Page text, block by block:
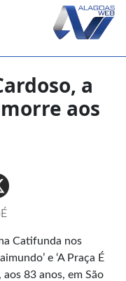
a
aos
Catifunda nos
e ‘A Praça É
aos 83 anos, em São